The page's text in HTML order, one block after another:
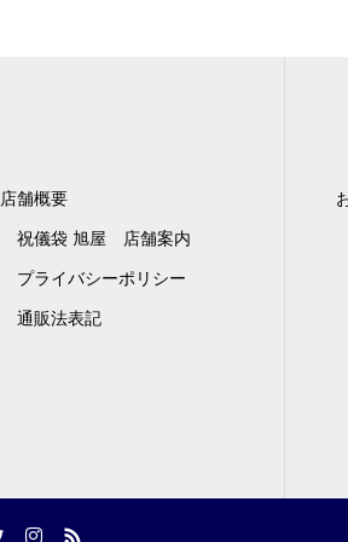
店舗概要
祝儀袋 旭屋 店舗案内
プライバシーポリシー
通販法表記